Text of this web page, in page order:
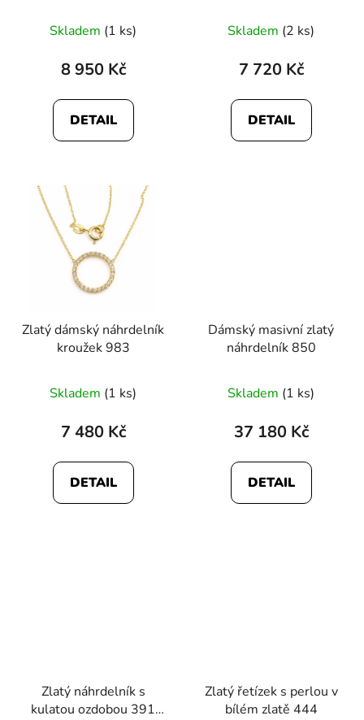
Skladem (1 ks)
8 950 Kč
DETAIL
Skladem (2 ks)
7 720 Kč
DETAIL
Zlatý dámský náhrdelník
kroužek 983
Skladem (1 ks)
7 480 Kč
DETAIL
Dámský masivní zlatý
náhrdelník 850
Skladem (1 ks)
37 180 Kč
DETAIL
Zlatý náhrdelník s
kulatou ozdobou 391
Zlatý řetízek s perlou v
bílém zlatě 444